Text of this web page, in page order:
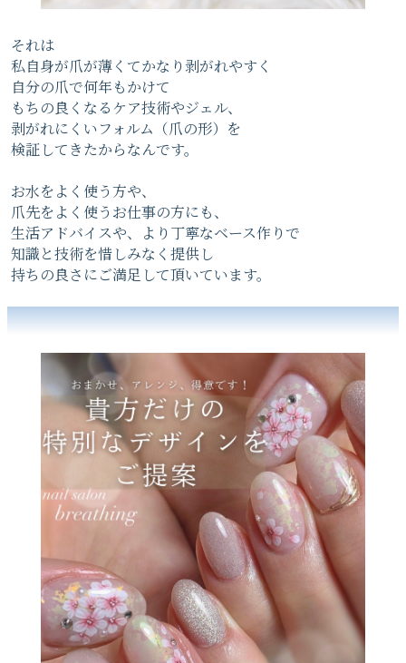
それは
私自身が爪が薄くてかなり剥がれやすく
自分の爪で何年もかけて
もちの良くなるケア技術やジェル、
剥がれにくいフォルム（爪の形）を
検証してきたからなんです。
お水をよく使う方や、
爪先をよく使うお仕事の方にも、
生活アドバイスや、より丁寧なベース作りで
知識と技術を惜しみなく提供し
持ちの良さにご満足して頂いています。